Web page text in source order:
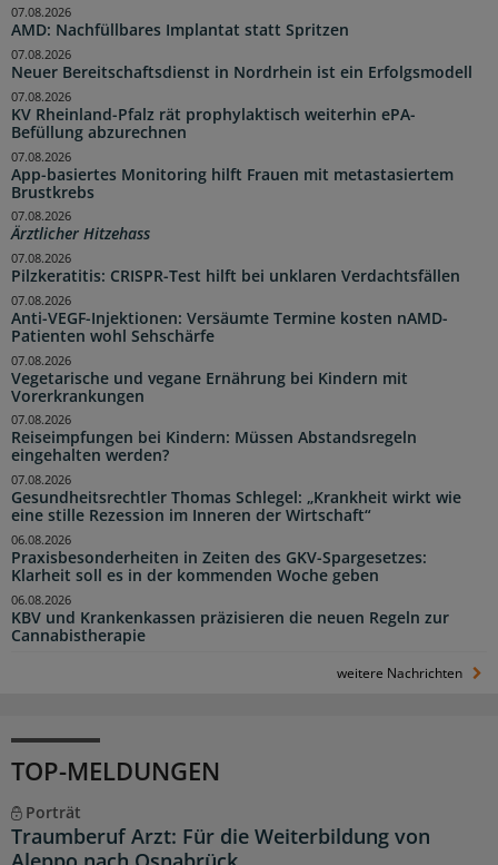
AMD: Nachfüllbares Implantat statt Spritzen
07.08.2026
Neuer Bereitschaftsdienst in Nordrhein ist ein Erfolgsmodell
07.08.2026
KV Rheinland-Pfalz rät prophylaktisch weiterhin ePA-
Befüllung abzurechnen
07.08.2026
App-basiertes Monitoring hilft Frauen mit metastasiertem
Brustkrebs
07.08.2026
Ärztlicher Hitzehass
07.08.2026
Pilzkeratitis: CRISPR-Test hilft bei unklaren Verdachtsfällen
07.08.2026
Anti-VEGF-Injektionen: Versäumte Termine kosten nAMD-
Patienten wohl Sehschärfe
07.08.2026
Vegetarische und vegane Ernährung bei Kindern mit
Vorerkrankungen
07.08.2026
Reiseimpfungen bei Kindern: Müssen Abstandsregeln
eingehalten werden?
07.08.2026
Gesundheitsrechtler Thomas Schlegel: „Krankheit wirkt wie
eine stille Rezession im Inneren der Wirtschaft“
07.08.2026
Praxisbesonderheiten in Zeiten des GKV-Spargesetzes:
Klarheit soll es in der kommenden Woche geben
06.08.2026
KBV und Krankenkassen präzisieren die neuen Regeln zur
Cannabistherapie
06.08.2026
weitere Nachrichten
TOP-MELDUNGEN
Porträt
Traumberuf Arzt: Für die Weiterbildung von